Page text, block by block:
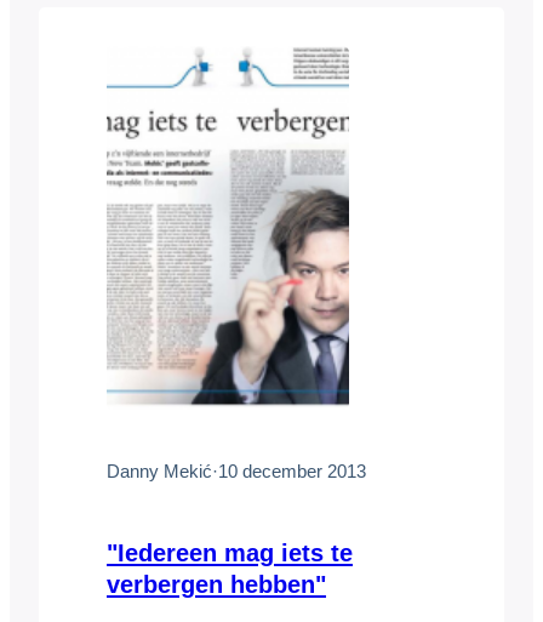
Danny Mekić·10 december 2013
"Iedereen mag iets te
verbergen hebben"